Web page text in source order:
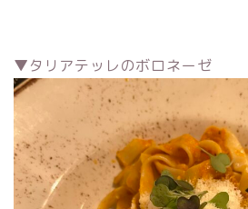
▼タリアテッレのボロネーゼ